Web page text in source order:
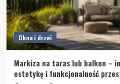
Okna i drzwi
Markiza na taras lub balkon –
estetykę i funkcjonalność